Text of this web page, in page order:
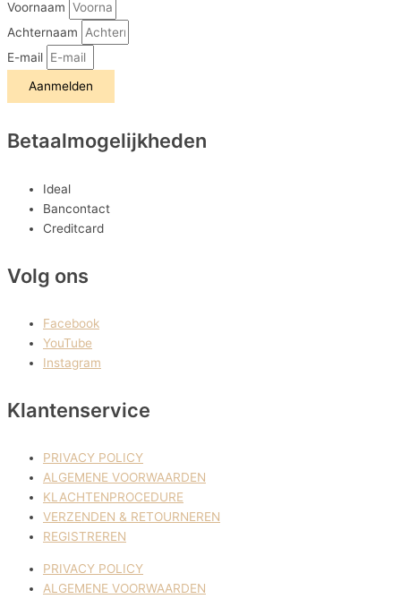
Voornaam
Achternaam
E-mail
Aanmelden
Betaalmogelijkheden
Ideal
Bancontact
Creditcard
Volg ons
Facebook
YouTube
Instagram
Klantenservice
PRIVACY POLICY
ALGEMENE VOORWAARDEN
KLACHTENPROCEDURE
VERZENDEN & RETOURNEREN
REGISTREREN
PRIVACY POLICY
ALGEMENE VOORWAARDEN